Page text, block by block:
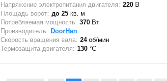
Напряжение электропитания двигателя: 220 В
Площадь ворот: до 25 кв. м
Потребляемая мощность: 370 Вт
Производитель: DoorHan
Скорость вращения вала: 24об/мин
Термозащита двигателя: 130°C